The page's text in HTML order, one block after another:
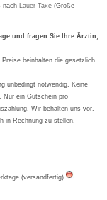
nach Lauer-Taxe (Große
und fragen Sie Ihre Ärztin,
beinhalten die gesetzlich
unbedingt notwendig. Keine
Nur ein Gutschein pro
Wir behalten uns vor,
in Rechnung zu stellen.
(versandfertig)